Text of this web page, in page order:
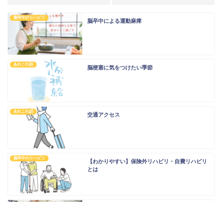
脳卒中のリハビリ
脳卒中による運動麻痺
あれこれ話
脳梗塞に気をつけたい季節
あれこれ話
交通アクセス
脳卒中のリハビリ
【わかりやすい】保険外リハビリ・自費リハビリ
とは